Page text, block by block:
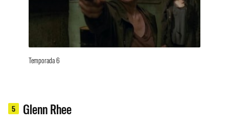
Temporada 6
5 Glenn Rhee